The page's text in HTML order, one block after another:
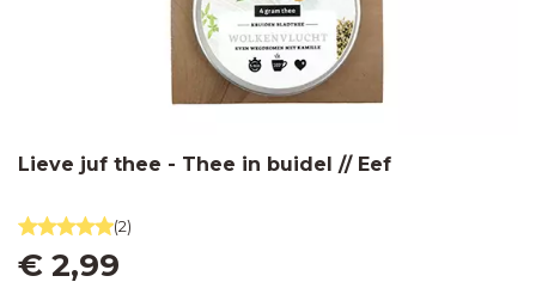
Lieve juf thee - Thee in buidel // Eef
(2)
€ 2,99